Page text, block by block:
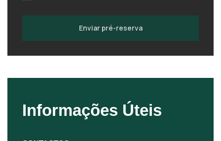
Enviar pré-reserva
Informações Úteis